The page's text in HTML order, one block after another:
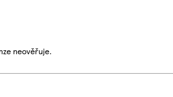
neověřuje.